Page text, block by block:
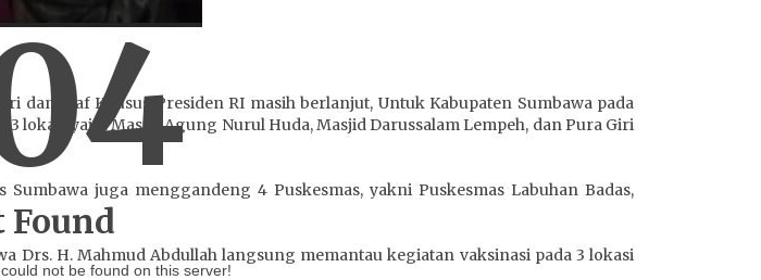
dan Staf Khusus Presiden RI masih berlanjut, Untuk Kabupaten Sumbawa pada
lokasi yaitu Masjid Agung Nurul Huda, Masjid Darussalam Lempeh, dan Pura Giri
juga menggandeng 4 Puskesmas, yakni Puskesmas Labuhan Badas,
Drs. H. Mahmud Abdullah langsung memantau kegiatan vaksinasi pada 3 lokasi
Found
not be found on this server!